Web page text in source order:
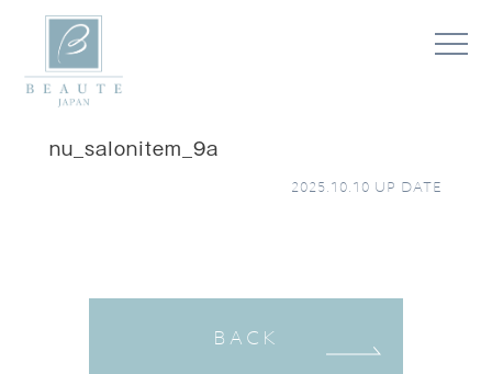
nu_salonitem_9a
2025.10.10 UP DATE
BACK